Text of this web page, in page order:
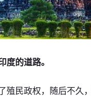
的道路。
殖民政权，随后不久